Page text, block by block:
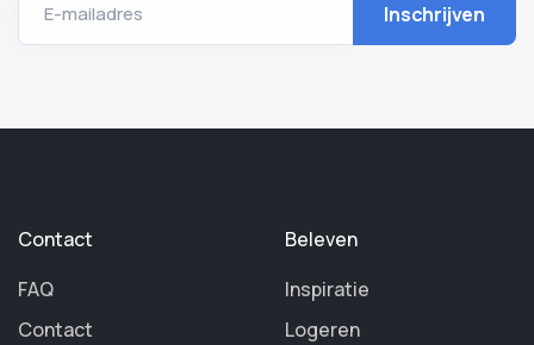
E-mailadres
Contact
FAQ
Contact
Beleven
Inspiratie
Logeren